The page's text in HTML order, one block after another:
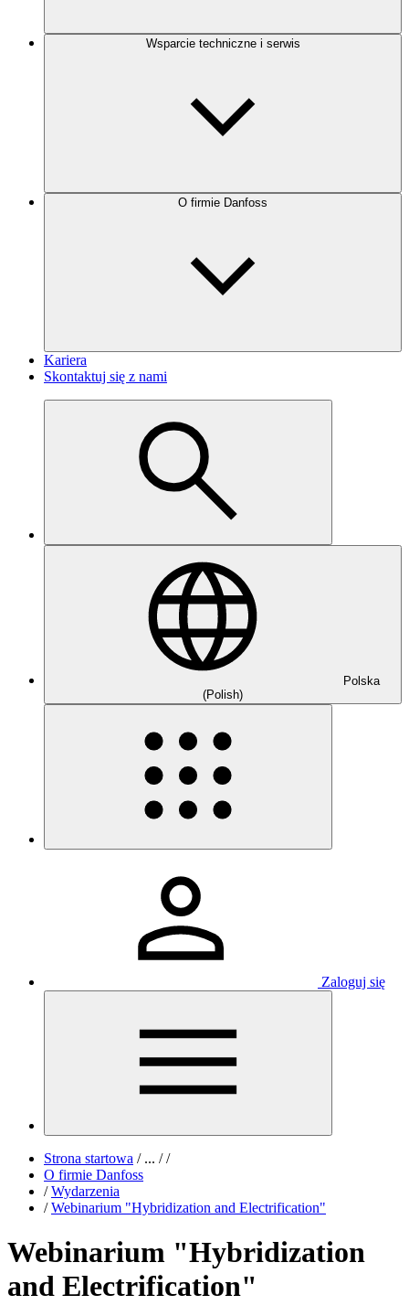
Wsparcie techniczne i serwis
O firmie Danfoss
Kariera
Skontaktuj się z nami
Polska
(Polish)
Zaloguj się
Strona startowa /... / /
O firmie Danfoss
/ Wydarzenia
/ Webinarium "Hybridization and Electrification"
Webinarium "Hybridization
and Electrification"